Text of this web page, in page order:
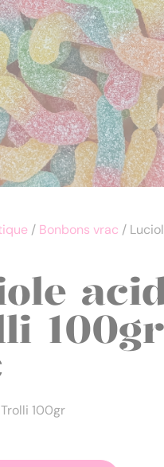
/ Bonbons vrac /
100gr
100gr